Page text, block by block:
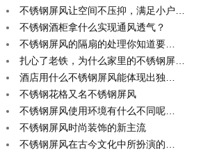
不锈钢屏风让空间不压抑，满足小户…
不锈钢酒柜拿什么实现通风透气？
不锈钢屏风的隔扇的处理你知道要…
扎心了老铁，为什么家里的不锈钢屏…
酒店用什么不锈钢屏风能体现出独…
不锈钢花格又名不锈钢屏风
不锈钢屏风使用环境有什么不同呢…
不锈钢屏风时尚装饰的新主流
不锈钢屏风在古今文化中所扮演的…